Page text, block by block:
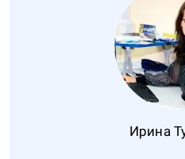
Ирина